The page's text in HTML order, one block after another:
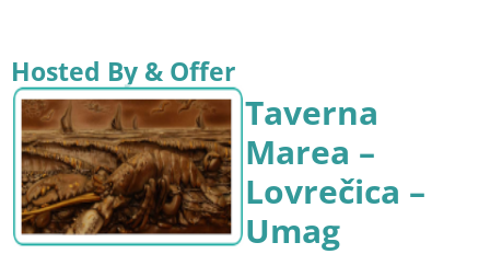
Hosted By & Offer
Taverna
Marea –
Lovrečica –
Umag